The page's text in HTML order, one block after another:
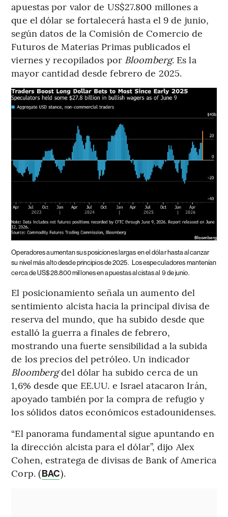
apuestas por valor de US$27.800 millones a
que el dólar se fortalecerá hasta el 9 de junio,
según datos de la Comisión de Comercio de
Futuros de Materias Primas publicados el
viernes y recopilados por Bloomberg. Es la
mayor cantidad desde febrero de 2025.
Operadores aumentan sus posiciones largas en el dólar hasta alcanzar
su nivel más alto desde principios de 2025. Los especuladores mantenían
cerca de US$28.800 millones en apuestas alcistas al 9 de junio.
El posicionamiento señala un aumento del
sentimiento alcista hacia la principal divisa de
reserva del mundo, que ha subido desde que
estalló la guerra a finales de febrero,
mostrando una fuerte sensibilidad a la subida
de los precios del petróleo. Un indicador
Bloombergdel dólar ha subido cerca de un
1,6% desde que EE.UU. e Israel atacaron Irán,
apoyado también por la compra de refugio y
los sólidos datos económicos estadounidenses.
“El panorama fundamental sigue apuntando en
la dirección alcista para el dólar”, dijo Alex
Cohen, estratega de divisas de Bank of America
Corp. (BAC).